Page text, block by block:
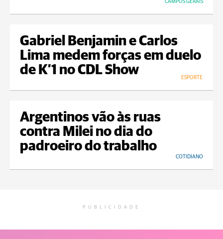
CAMPOS GERAIS
Gabriel Benjamin e Carlos
Lima medem forças em duelo
de K’1 no CDL Show
ESPORTE
Argentinos vão às ruas
contra Milei no dia do
padroeiro do trabalho
COTIDIANO
PUBLICIDADE